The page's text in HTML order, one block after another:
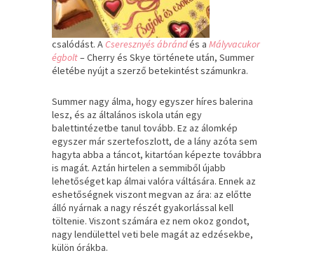
csalódást. ACseresznyés ábrándés a Mályvacukor
égbolt– Cherry és Skye története után, Summer
életébe nyújt a szerző betekintést számunkra.
Summer nagy álma, hogy egyszer híres balerina
lesz, és az általános iskola után egy
balettintézetbe tanul tovább. Ez az álomkép
egyszer már szertefoszlott, de a lány azóta sem
hagyta abba a táncot, kitartóan képezte továbbra
is magát. Aztán hirtelen a semmiből újabb
lehetőséget kap álmai valóra váltására. Ennek az
eshetőségnek viszont megvan az ára: az előtte
álló nyárnak a nagy részét gyakorlással kell
töltenie. Viszont számára ez nem okoz gondot,
nagy lendülettel veti bele magát az edzésekbe,
külön órákba.